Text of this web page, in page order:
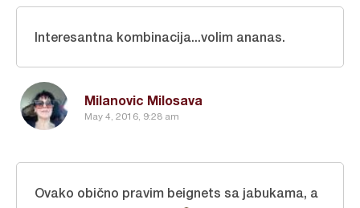
Milanovic Milosava
May 4, 2016, 9:28 am
Interesantna kombinacija...volim ananas.
Ovako obično pravim beignets sa jabukama, a